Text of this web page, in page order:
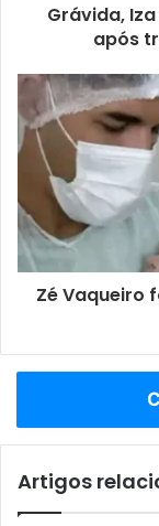
Grávida,
após
Zé Vaqueiro
Artigos